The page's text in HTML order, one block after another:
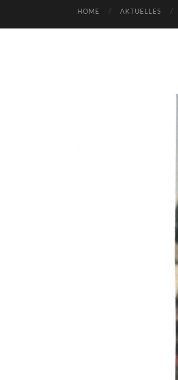
HOME AKTUELLES